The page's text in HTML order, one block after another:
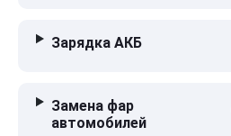
Зарядка АКБ
Замена фар
автомобилей